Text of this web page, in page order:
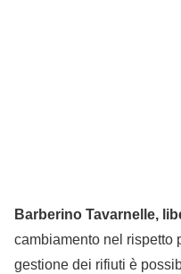
Barberino Tavarnelle,
cambiamento nel rispetto
gestione dei rifiuti è